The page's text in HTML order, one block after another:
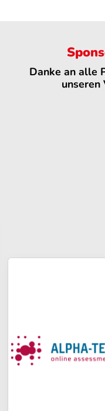
Danke an alle
unseren